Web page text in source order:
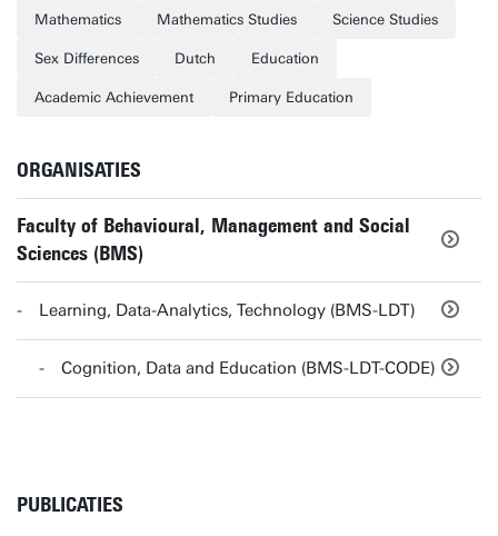
Mathematics Mathematics Studies Science Studies
Sex Differences Dutch Education
Academic Achievement Primary Education
ORGANISATIES
Faculty of Behavioural, Management and Social
Sciences (BMS)
Learning, Data-Analytics, Technology (BMS-LDT)
Cognition, Data and Education (BMS-LDT-CODE)
PUBLICATIES